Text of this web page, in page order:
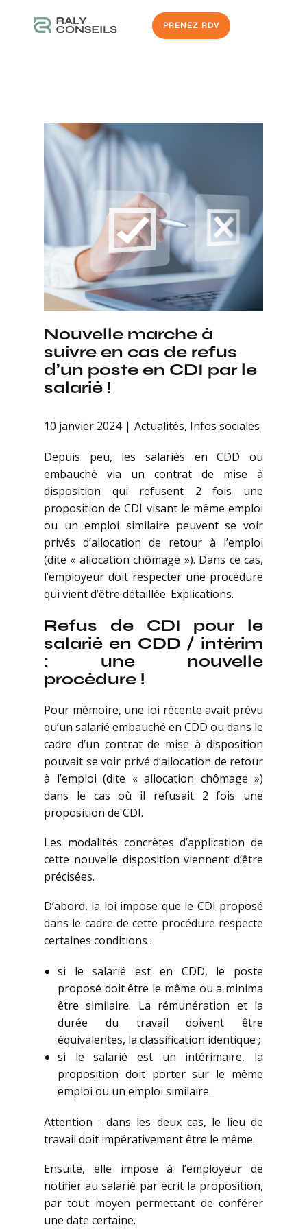
PRENEZ RDV
Nouvelle marche à
suivre en cas de refus
d’un poste en CDI par le
salarié !
10 janvier 2024 Actualités, Infos sociales
Depuis peu, les salariés en CDD ou
embauché via un contrat de mise à
disposition qui refusent 2 fois une
proposition de CDI visant le même emploi
ou un emploi similaire peuvent se voir
privés d’allocation de retour à l’emploi
(dite « allocation chômage »). Dans ce cas,
l’employeur doit respecter une procédure
qui vient d’être détaillée. Explications.
Refus de CDI pour le
salarié en CDD / intérim
: une nouvelle
procédure !
Pour mémoire, une loi récente avait prévu
qu’un salarié embauché en CDD ou dans le
cadre d’un contrat de mise à disposition
pouvait se voir privé d’allocation de retour
à l’emploi (dite « allocation chômage »)
dans le cas où il refusait 2 fois une
proposition de CDI.
Les modalités concrètes d’application de
cette nouvelle disposition viennent d’être
précisées.
D’abord, la loi impose que le CDI proposé
dans le cadre de cette procédure respecte
certaines conditions :
si le salarié est en CDD, le poste
proposé doit être le même ou a minima
être similaire. La rémunération et la
durée du travail doivent être
équivalentes, la classification identique ;
si le salarié est un intérimaire, la
proposition doit porter sur le même
emploi ou un emploi similaire.
Attention : dans les deux cas, le lieu de
travail doit impérativement être le même.
Ensuite, elle impose à l’employeur de
notifier au salarié par écrit la proposition,
par tout moyen permettant de conférer
une date certaine.